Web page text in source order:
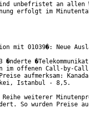
unbefristet an allen
erfolgt im
mit 01039�: Neue
�nderte
im offenen Call-by-Call.
aufmerksam:
Istanbul - 8,5.
Reihe weiterer
So wurden Preise